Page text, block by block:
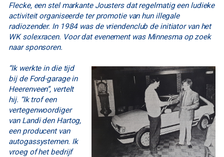
Flecke, een stel markante Jousters dat regelmatig een ludieke
activiteit organiseerde ter promotie van hun illegale
radiozender. In 1984 was de vriendenclub de initiator van het
WK solexracen. Voor dat evenement was Minnesma op zoek
naar sponsoren.
“Ik werkte in die tijd
bij de Ford-garage in
Heerenveen”, vertelt
hij. “Ik trof een
vertegenwoordiger
van Landi den Hartog,
een producent van
autogassystemen. Ik
vroeg of het bedrijf